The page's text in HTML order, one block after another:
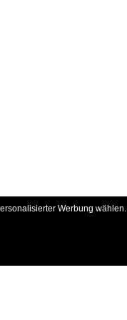
Werbung wählen.